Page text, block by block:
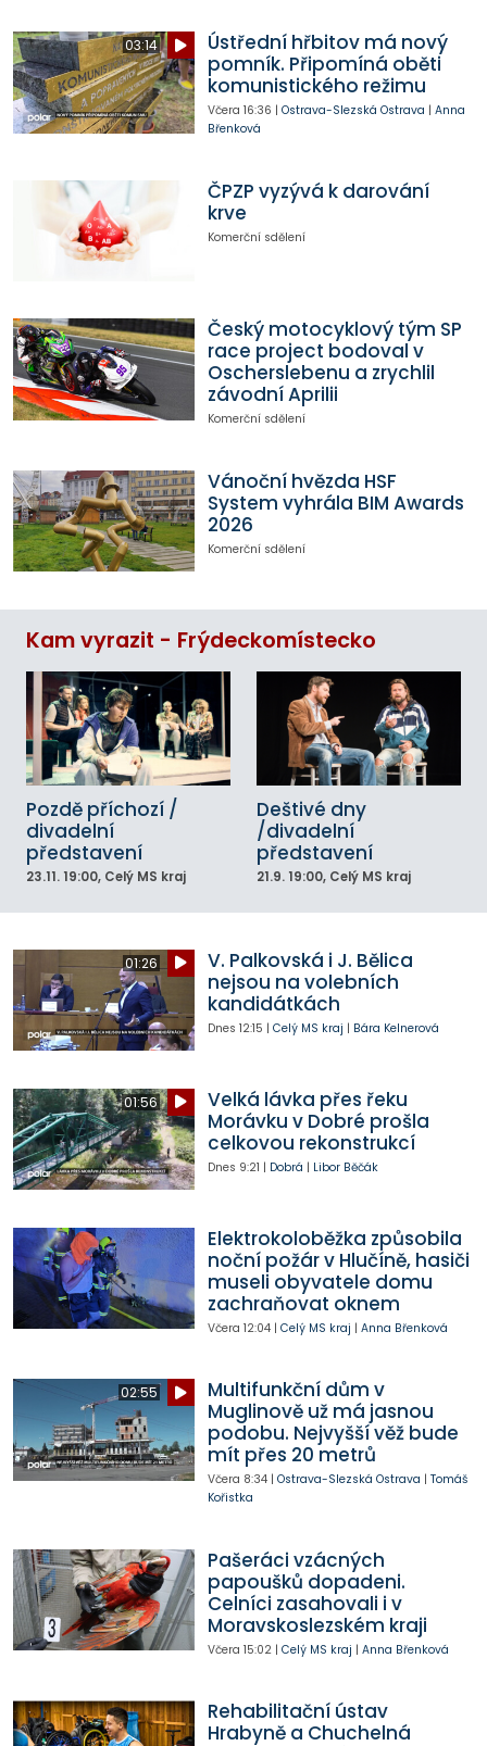
03:14
Ústřední hřbitov má nový
pomník. Připomíná oběti
komunistického režimu
Včera 16:36 | Ostrava-Slezská Ostrava | Anna
Břenková
ČPZP vyzývá k darování
krve
Komerční sdělení
Český motocyklový tým SP
race project bodoval v
Oscherslebenu a zrychlil
závodní Aprilii
Komerční sdělení
Vánoční hvězda HSF
System vyhrála BIM Awards
2026
Komerční sdělení
Kam vyrazit - Frýdeckomístecko
Pozdě příchozí /
divadelní
představení
23.11. 19:00, Celý MS kraj
Deštivé dny
/divadelní
představení
21.9. 19:00, Celý MS kraj
01:26
V. Palkovská i J. Bělica
nejsou na volebních
kandidátkách
Dnes 12:15 | Celý MS kraj | Bára Kelnerová
01:56
Velká lávka přes řeku
Morávku v Dobré prošla
celkovou rekonstrukcí
Dnes 9:21 | Dobrá | Libor Běčák
Elektrokoloběžka způsobila
noční požár v Hlučíně, hasiči
museli obyvatele domu
zachraňovat oknem
Včera 12:04| Celý MS kraj | Anna Břenková
02:55
Multifunkční dům v
Muglinově už má jasnou
podobu. Nejvyšší věž bude
mít přes 20 metrů
Včera 8:34| Ostrava-Slezská Ostrava | Tomáš
Kořistka
Pašeráci vzácných
papoušků dopadeni.
Celníci zasahovali i v
Moravskoslezském kraji
Včera 15:02| Celý MS kraj | Anna Břenková
Rehabilitační ústav
Hrabyně a Chuchelná